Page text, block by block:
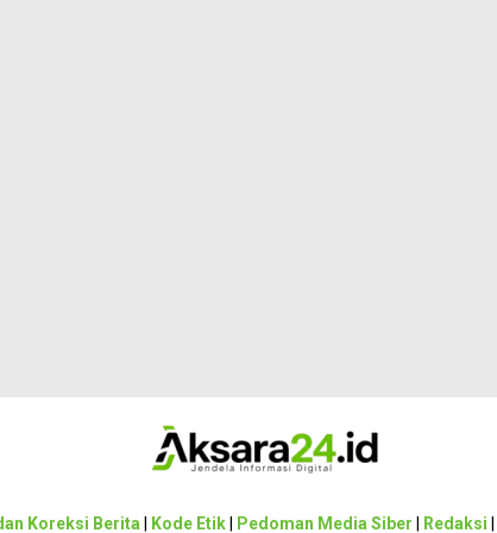
Koreksi Berita Kode Etik Pedoman Media Siber Redaksi